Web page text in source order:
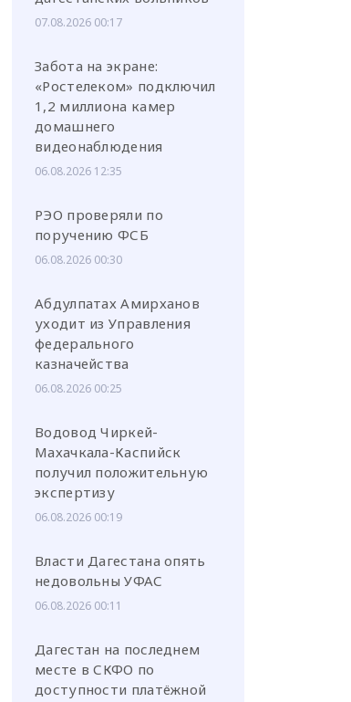
07.08.2026 00:17
Забота на экране:
«Ростелеком» подключил
1,2 миллиона камер
домашнего
видеонаблюдения
06.08.2026 12:35
РЭО проверяли по
поручению ФСБ
06.08.2026 00:30
Абдулпатах Амирханов
уходит из Управления
федерального
казначейства
06.08.2026 00:25
Водовод Чиркей-
Махачкала-Каспийск
получил положительную
экспертизу
06.08.2026 00:19
Власти Дагестана опять
недовольны УФАС
06.08.2026 00:11
Дагестан на последнем
месте в СКФО по
доступности платёжной